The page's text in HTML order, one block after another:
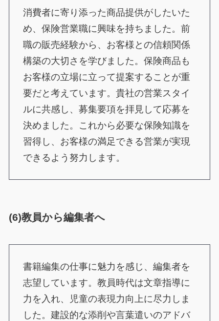
消費者に寄り添った商品提供がしたいた
め、保険営業職に興味を持ちました。前
職の販売経験から、お客様との信頼関係
構築の大切さを学びました。保険商品も
お客様の立場に立って提案することが重
要だと考えています。貴社の営業スタイ
ルに共感し、募集要項を拝見して応募を
決めました。これから必要な保険知識を
習得し、お客様の満足できる営業が実現
できるよう努力します。
(6)教員から編集者へ
書籍編集の仕事に魅力を感じ、編集者を
志望しています。教員時代は文章指導に
力を入れ、児童の表現力向上に尽力しま
した。建設的な添削や言葉遣いのアドバ